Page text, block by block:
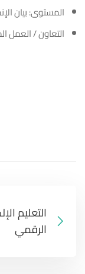
المستوى: بيان
التعاون / العمل
التعليم
الرقمي